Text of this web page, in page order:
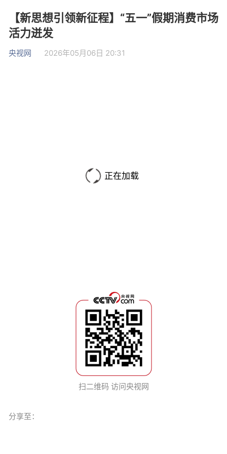
【新思想引领新征程】“五一”假期消费市场
活力迸发
央视网 2026年05月06日 20:31
正在加载
扫二维码 访问央视网
分享至：